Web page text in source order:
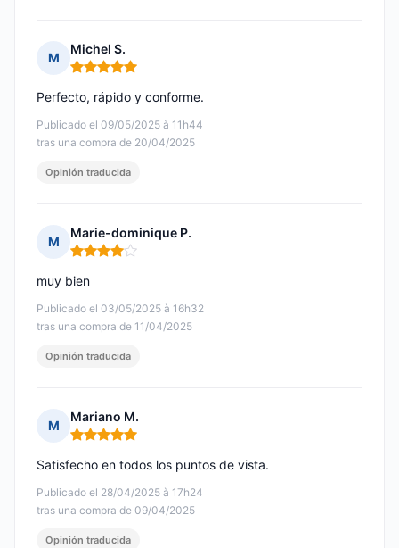
M
Michel S.
Nota: 5 de 5
Publicado el 09/05/2025 à 11h44
tras una compra de 20/04/2025
Perfecto, rápido y conforme.
Opinión traducida
M
Marie-dominique P.
Nota: 4 de 5
Publicado el 03/05/2025 à 16h32
tras una compra de 11/04/2025
muy bien
Opinión traducida
M
Mariano M.
Nota: 5 de 5
Publicado el 28/04/2025 à 17h24
tras una compra de 09/04/2025
Satisfecho en todos los puntos de vista.
Opinión traducida